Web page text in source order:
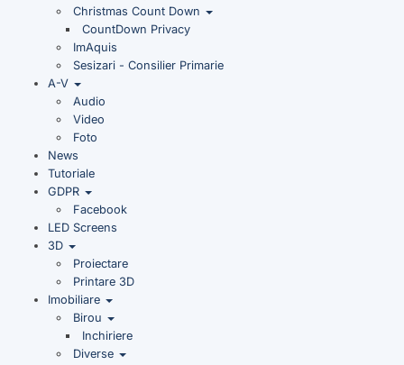
Christmas Count Down
CountDown Privacy
ImAquis
Sesizari - Consilier Primarie
A-V
Audio
Video
Foto
News
Tutoriale
GDPR
Facebook
LED Screens
3D
Proiectare
Printare 3D
Imobiliare
Birou
Inchiriere
Diverse